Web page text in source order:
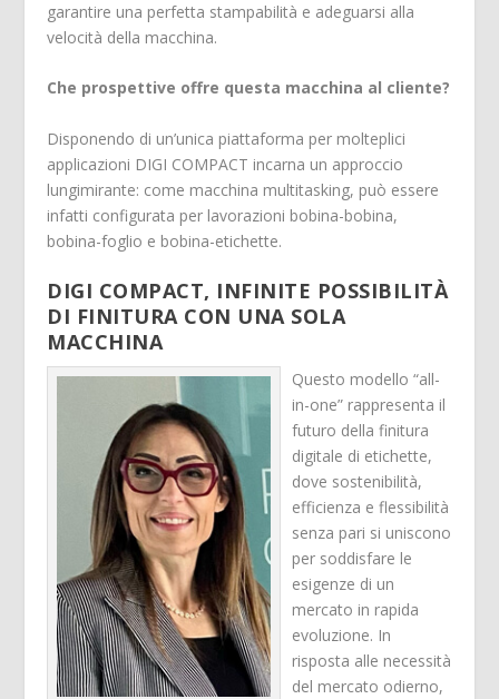
garantire una perfetta stampabilità e adeguarsi alla
velocità della macchina.
Che prospettive offre questa macchina al cliente?
Disponendo di un’unica piattaforma per molteplici
applicazioni DIGI COMPACT incarna un approccio
lungimirante: come macchina multitasking, può essere
infatti configurata per lavorazioni bobina-bobina,
bobina-foglio e bobina-etichette.
DIGI COMPACT, INFINITE POSSIBILITÀ
DI FINITURA CON UNA SOLA
MACCHINA
Questo modello “all-
in-one” rappresenta il
futuro della finitura
digitale di etichette,
dove sostenibilità,
efficienza e flessibilità
senza pari si uniscono
per soddisfare le
esigenze di un
mercato in rapida
evoluzione. In
risposta alle necessità
del mercato odierno,